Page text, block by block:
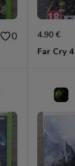
0 4.90 €